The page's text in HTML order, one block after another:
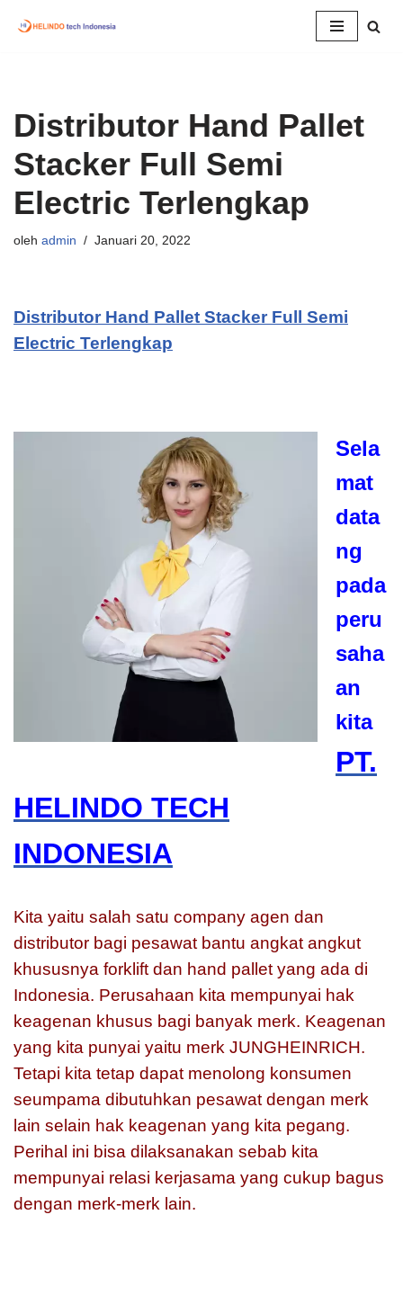
Distributor Hand Pallet
Stacker Full Semi
Electric Terlengkap
oleh admin Januari 20, 2022
Distributor Hand Pallet Stacker Full Semi
Electric Terlengkap
Sela
mat
data
ng
pada
peru
saha
an
kita
PT.
HELINDO TECH
INDONESIA
Kita yaitu salah satu company agen dan
distributor bagi pesawat bantu angkat angkut
khususnya forklift dan hand pallet yang ada di
Indonesia. Perusahaan kita mempunyai hak
keagenan khusus bagi banyak merk. Keagenan
yang kita punyai yaitu merk JUNGHEINRICH.
Tetapi kita tetap dapat menolong konsumen
seumpama dibutuhkan pesawat dengan merk
lain selain hak keagenan yang kita pegang.
Perihal ini bisa dilaksanakan sebab kita
mempunyai relasi kerjasama yang cukup bagus
dengan merk-merk lain.